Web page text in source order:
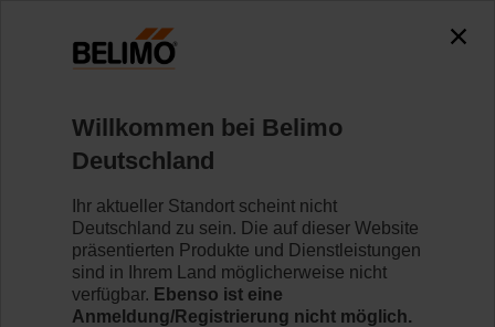
Variabler Volumenstrom
VAV-Antriebe von Belimo bieten Lösungen für die
Boxen.
Mehr erfahren
Willkommen bei Belimo
Deutschland
Ihr aktueller Standort scheint nicht
Deutschland zu sein. Die auf dieser Website
präsentierten Produkte und Dienstleistungen
sind in Ihrem Land möglicherweise nicht
verfügbar. Ebenso ist eine
Anmeldung/Registrierung nicht möglich.